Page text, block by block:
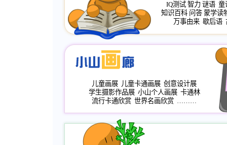
IQ测试 智力 谜语 童
知识百科 问答 蒙学读
万事由来 歇后语
儿童画展 儿童卡通画展 创意设计展
学生摄影作品展 小山个人画展 卡通林
流行卡通欣赏 世界名画欣赏 ………